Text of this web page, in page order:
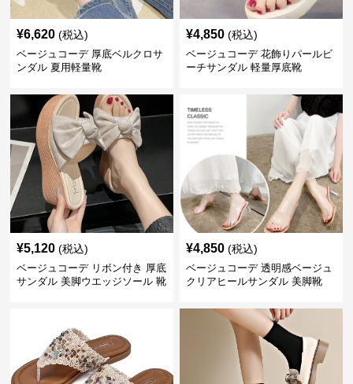
¥6,620 (税込)
ベージュコーデ 厚底ベルクロサ
ンダル 夏用軽量靴
¥4,850 (税込)
ベージュコーデ 花飾りパールビ
ーチサンダル 軽量厚底靴
¥5,120 (税込)
ベージュコーデ リボン付き 厚底
サンダル 美脚ウエッジソール 靴
¥4,850 (税込)
ベージュコーデ 透明感ベージュ
クリアヒールサンダル 美脚靴